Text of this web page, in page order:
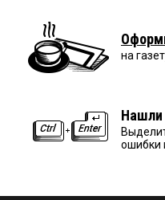
на
Нашли
ошибки